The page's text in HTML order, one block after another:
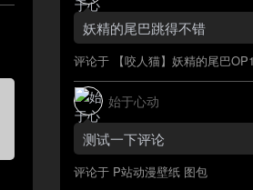
妖精的尾巴跳得不错
评论于 【咬人猫】妖精的尾巴
始于心动
测试一下评论
评论于 P站动漫壁纸 图包